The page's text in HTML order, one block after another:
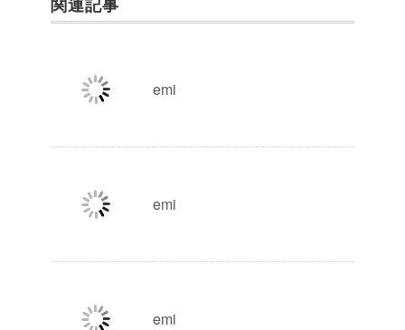
emi
emi
emi